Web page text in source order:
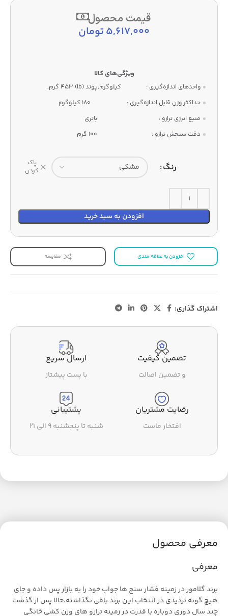
قیمت محصول
5,617,000تومان
واحدهای اندازه‌گیری :
کیلوگرم,پوند (lb) 453 گرم,
حداکثر وزن قابل اندازه‌گیری :
180 کیلوگرم
منبع انرژی ترازو :
باتری
دقت سنجش ترازو :
100 گرم
رنگ
پاک
کردن
افزودن به سبد خرید
افزودن به علاقه مندی مقایسه
اشتراک گذاری:
تضمین کیفیت
و تضمین اصالت
ارسال سریع
با پست پیشتاز
رضایت مشتریان
افتخار ماست
پشتیبانی
شنبه تا پنجشنبه ۹ الی ۲۱
معرفی محصول
معرفی
برند گلامور در زمینه فشار سنج ها جواب خود را به بازار پس داده و جای
هیچ گونه تردیدی در انتخاب این برند باقی نگذاشته.حالا پس از گذشت
چند سال دوری دوباره با قدرت در زمینه ترازو های وزن کشی خانگی